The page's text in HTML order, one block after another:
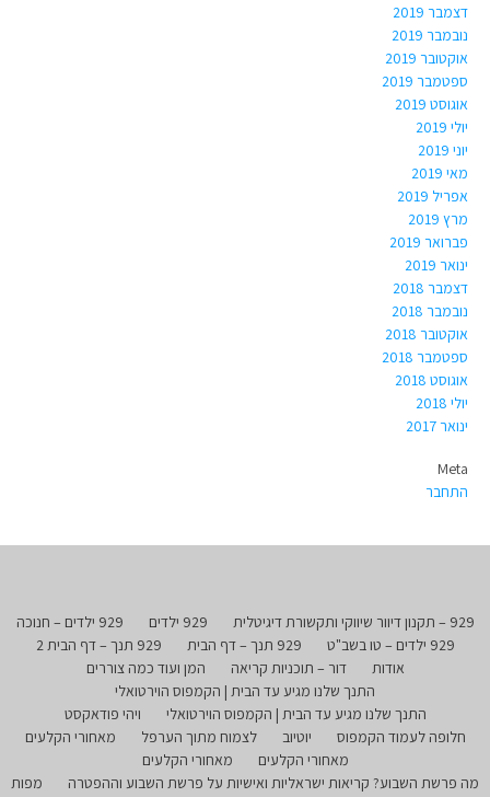
דצמבר 2019
נובמבר 2019
אוקטובר 2019
ספטמבר 2019
אוגוסט 2019
יולי 2019
יוני 2019
מאי 2019
אפריל 2019
מרץ 2019
פברואר 2019
ינואר 2019
דצמבר 2018
נובמבר 2018
אוקטובר 2018
ספטמבר 2018
אוגוסט 2018
יולי 2018
ינואר 2017
Meta
התחבר
929 – תקנון דיוור שיווקי ותקשורת דיגיטלית 929 ילדים
929 ילדים – חנוכה
929 ילדים – טו בשב"ט
929 תנך – דף הבית
929 תנך – דף הבית 2
אודות
דור – תוכניות קריאה
המן ועוד כמה צוררים
התנך שלנו מגיע עד הבית | הקמפוס הוירטואלי
התנך שלנו מגיע עד הבית | הקמפוס הוירטואלי
ויהי פודאקסט
חלופה לעמוד הקמפוס
יוטיוב לצמוח מתוך הערפל
מאחורי הקלעים
מאחורי הקלעים
מאחורי הקלעים
מה פרשת השבוע? קריאות ישראליות ואישיות על פרשת השבוע וההפטרה
מפות